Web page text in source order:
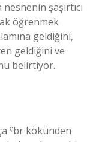
şaşırtıcı
öğrenmek
geldiğini,
geldiğini ve
belirtiyor.
ˁbr kökünden